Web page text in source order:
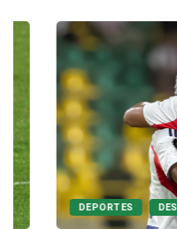
DEPORTES DESTACADA